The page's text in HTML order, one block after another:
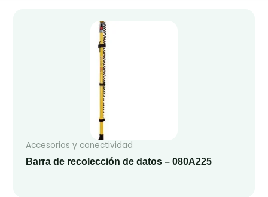
Accesorios y conectividad
Barra de recolección de datos – 080A225